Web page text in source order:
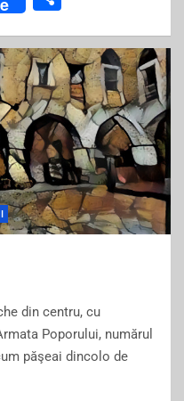
ar
e
din centru, cu
Poporului, numărul
păşeai dincolo de